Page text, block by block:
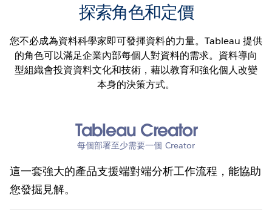
探索角色和定價
您不必成為資料科學家即可發揮資料的力量。Tableau 提供
的角色可以滿足企業內部每個人對資料的需求。資料導向
型組織會投資資料文化和技術，藉以教育和強化個人改變
本身的決策方式。
Tableau Creator
每個部署至少需要一個 Creator
這一套強大的產品支援端對端分析工作流程，能協助
您發掘見解。